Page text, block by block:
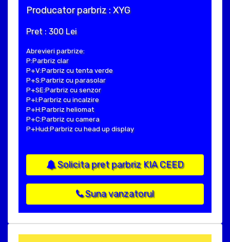
Producator parbriz : XYG
Pret : 300 Lei
Abrevieri parbrize:
P:Parbriz clar
P+V:Parbriz cu tenta verde
P+S:Parbriz cu parasolar
P+SE:Parbriz cu senzor
P+I:Parbriz cu incalzire
P+H:Parbriz heliomat
P+C:Parbriz cu camera
P+Hud:Parbriz cu head up display
Solicita pret parbriz KIA CEED
Suna vanzatorul